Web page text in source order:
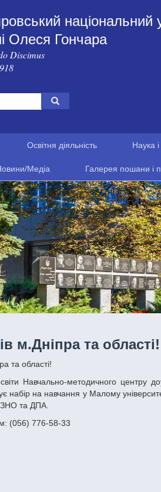
національний
Олеся Гончара
Discimus
Освітня діяльність Наука
Медіа Галерея пошани і
м.Дніпра та області!
та області!
на навчання у Малому
ЗНО та ДПА.
(056) 776-58-33